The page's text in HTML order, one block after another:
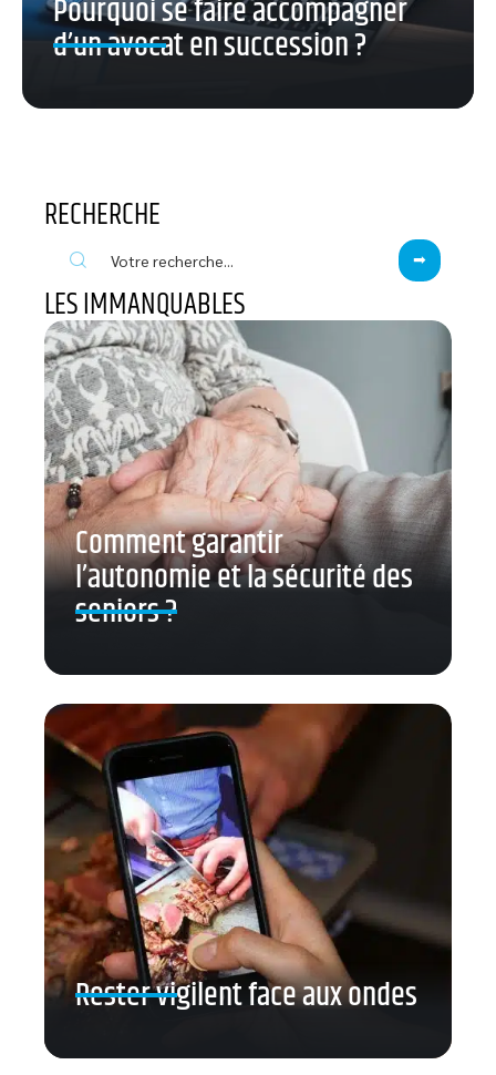
Pourquoi se faire accompagner
d’un avocat en succession ?
RECHERCHE
LES IMMANQUABLES
Comment garantir
l’autonomie et la sécurité des
seniors ?
Rester vigilent face aux ondes